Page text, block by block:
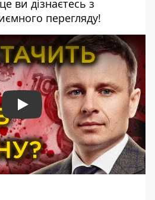
ви дізнаєтесь з
перегляду!
Play